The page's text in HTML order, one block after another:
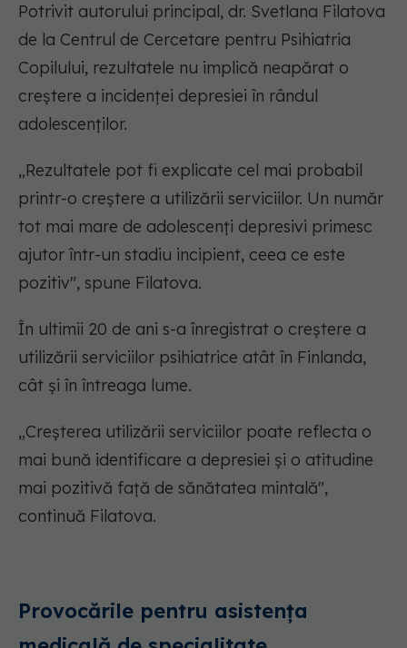
Potrivit autorului principal, dr. Svetlana Filatova
de la Centrul de Cercetare pentru Psihiatria
Copilului, rezultatele nu implică neapărat o
creștere a incidenței depresiei în rândul
adolescenților.
„Rezultatele pot fi explicate cel mai probabil
printr-o creștere a utilizării serviciilor. Un număr
tot mai mare de adolescenți depresivi primesc
ajutor într-un stadiu incipient, ceea ce este
pozitiv", spune Filatova.
În ultimii 20 de ani s-a înregistrat o creștere a
utilizării serviciilor psihiatrice atât în Finlanda,
cât și în întreaga lume.
„Creșterea utilizării serviciilor poate reflecta o
mai bună identificare a depresiei și o atitudine
mai pozitivă față de sănătatea mintală",
continuă Filatova.
Provocările pentru asistența